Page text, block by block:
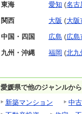
東海 愛知 (名古
関西 大阪 (大阪
中国・四国 広島 (広島
九州・沖縄 福岡 (北九
愛媛県で他のジャンルか
新築マンション
中